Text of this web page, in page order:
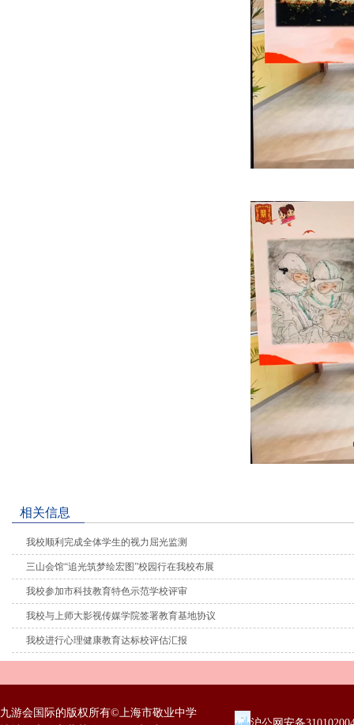
相关信息
我校顺利完成全体学生的视力屈光监测
三山会馆“追光筑梦绘宏图”校园行在我校布展
我校参加市科技教育特色示范学校评审
我校与上师大影视传媒学院签署教育基地协议
我校进行心理健康教育达标校评估汇报
九游会国际的版权所有©上海市敬业中学